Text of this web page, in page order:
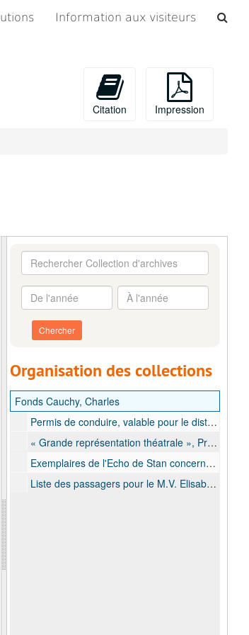
Information aux visiteurs
Citation Impression
Rechercher
Collection
d'archives
De
l'année
À
l'année
Organisation des collections
Fonds Cauchy, Charles
Permis de conduire, valable pour le district du Moyen-Congo, délivré à Léopoldville, 24 septembre 1926
« Grande représentation théatrale », Programme d'une pièce de théatre, offerte par les élèves des écoles de Stanleyville dont M. Cauchy, fille de Charles, 27 avril 1940
Exemplaires de l'Echo de Stan concernant l'appel de Mme C. Cauchy pour l'organisation d'une collecte pour un marin belge blessé lors du torpillage de son bateau L'Escaut, 25 juillet 1942 - 30 juillet 1942
Liste des passagers pour le M.V. Elisabethville de la Compagnie Maritime Belge contenant les noms de Mme et Mlle Cauchy, 2 mai 1954